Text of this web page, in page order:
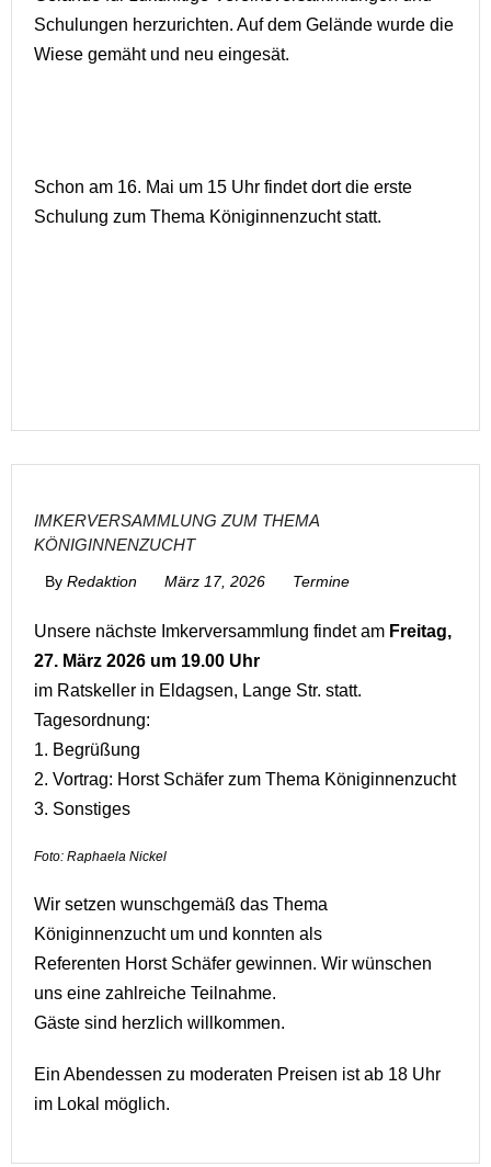
Schulungen herzurichten. Auf dem Gelände wurde die
Wiese gemäht und neu eingesät.
Schon am 16. Mai um 15 Uhr findet dort die erste
Schulung zum Thema Königinnenzucht statt.
IMKERVERSAMMLUNG ZUM THEMA
KÖNIGINNENZUCHT
By Redaktion März 17, 2026 Termine
Unsere nächste Imkerversammlung findet am Freitag,
27. März 2026 um 19.00 Uhr
im Ratskeller in Eldagsen, Lange Str. statt.
Tagesordnung:
1. Begrüßung
2. Vortrag: Horst Schäfer zum Thema Königinnenzucht
3. Sonstiges
Foto: Raphaela Nickel
Wir setzen wunschgemäß das Thema
Königinnenzucht um und konnten als
Referenten Horst Schäfer gewinnen. Wir wünschen
uns eine zahlreiche Teilnahme.
Gäste sind herzlich willkommen.
Ein Abendessen zu moderaten Preisen ist ab 18 Uhr
im Lokal möglich.